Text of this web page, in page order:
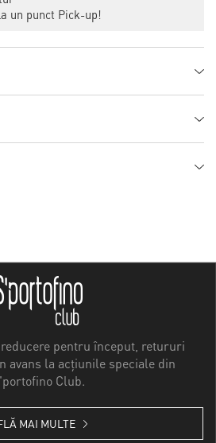
un punct Pick-up!
reducere pentru început, retururi
avans la acțiunile speciale din
Club.
MAI MULTE